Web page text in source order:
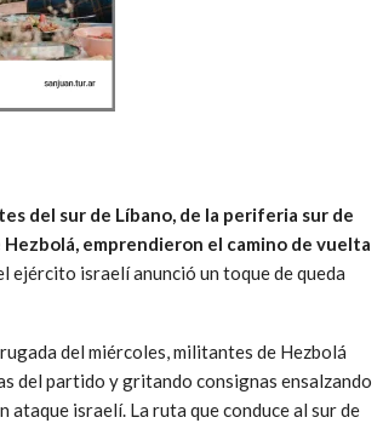
del sur de Líbano, de la periferia sur de
emprendieron el camino de vuelta
ejército israelí anunció un toque de queda
del miércoles, militantes de Hezbolá
del partido y gritando consignas ensalzando
ataque israelí. La ruta que conduce al sur de